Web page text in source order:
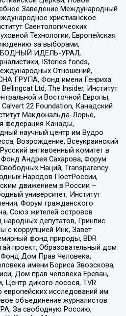
Заведение Международный
христианское
Саентологических
Технологии, Европейская
за выборами,
ИДЕЛЬ-УРАЛ,
IStories fonds,
Отношений,
ГРУПА, Фонд имени Генриха
Ltd, The Insider, Институт
и Восточной Европы,
22 Foundation, Канадский
Макдональда-Лорье,
федерация Канады,
научный центр им Вудро
Возрождение, Всеукраинский
антивоенный комитет в
Андрея Сахарова, Форум
Наций, Transparеncy
Народов ПостРоссии,
движением в России –
университет, Институт
Форум гражданского
Союз жителей островов
депутатов, Гринпис
с коррупцией Инк, Завет
фонд природы, BDR
проект, Образовательный дом
Фонд Дом Прав Человека,
имени Бориса Звозскова,
Дом прав человека Ереван,
дикого лосося, TVR
исследований им
объединение журналистов
За свободную Россию,